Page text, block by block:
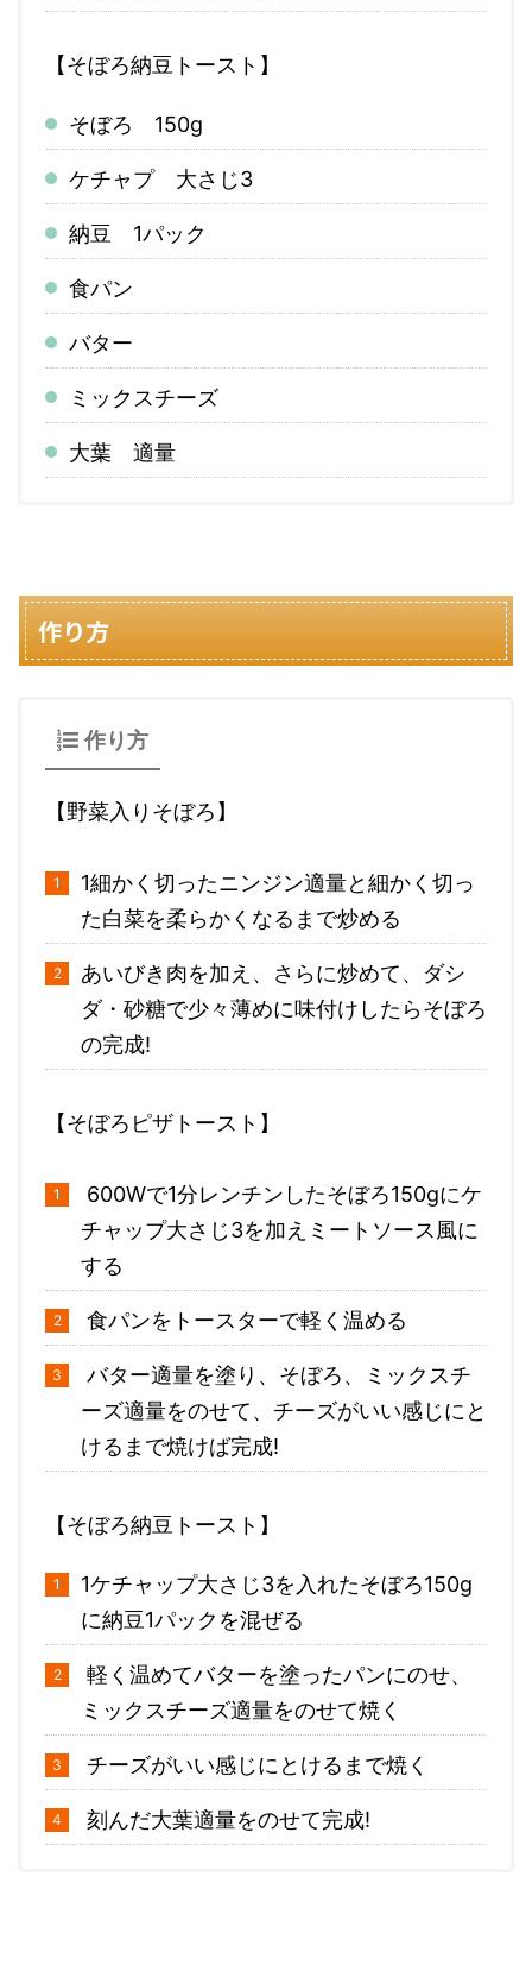
【そぼろ納豆トースト】
そぼろ 150g
ケチャプ 大さじ3
納豆 1パック
食パン
バター
ミックスチーズ
大葉 適量
作り方
作り方
【野菜入りそぼろ】
1細かく切ったニンジン適量と細かく切っ
た白菜を柔らかくなるまで炒める
あいびき肉を加え、さらに炒めて、ダシ
ダ・砂糖で少々薄めに味付けしたらそぼろ
の完成!
【そぼろピザトースト】
600Wで1分レンチンしたそぼろ150gにケ
チャップ大さじ3を加えミートソース風に
する
食パンをトースターで軽く温める
バター適量を塗り、そぼろ、ミックスチ
ーズ適量をのせて、チーズがいい感じにと
けるまで焼けば完成!
【そぼろ納豆トースト】
1ケチャップ大さじ3を入れたそぼろ150g
に納豆1パックを混ぜる
軽く温めてバターを塗ったパンにのせ、
ミックスチーズ適量をのせて焼く
チーズがいい感じにとけるまで焼く
刻んだ大葉適量をのせて完成!